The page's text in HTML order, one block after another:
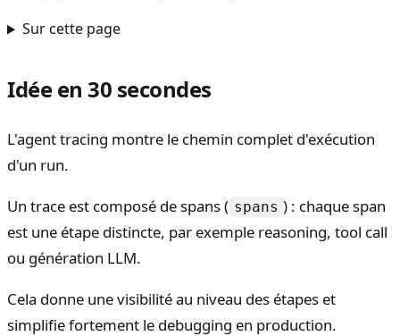
Sur cette page
Idée en 30 secondes
L'agent tracing montre le chemin complet d'exécution
d'un run.
Un trace est composé de spans ( spans ) : chaque span
est une étape distincte, par exemple reasoning, tool call
ou génération LLM.
Cela donne une visibilité au niveau des étapes et
simplifie fortement le debugging en production.